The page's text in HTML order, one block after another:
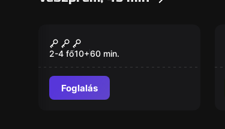
Jungle Quest VR
2-4 fő10+60 min.
Foglalás